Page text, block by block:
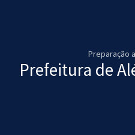
Preparação
Prefeitura de